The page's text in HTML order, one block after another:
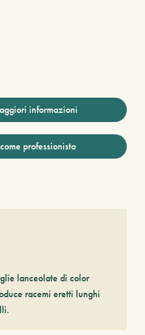
informazioni
professionista
lanceolate di color
racemi eretti lunghi